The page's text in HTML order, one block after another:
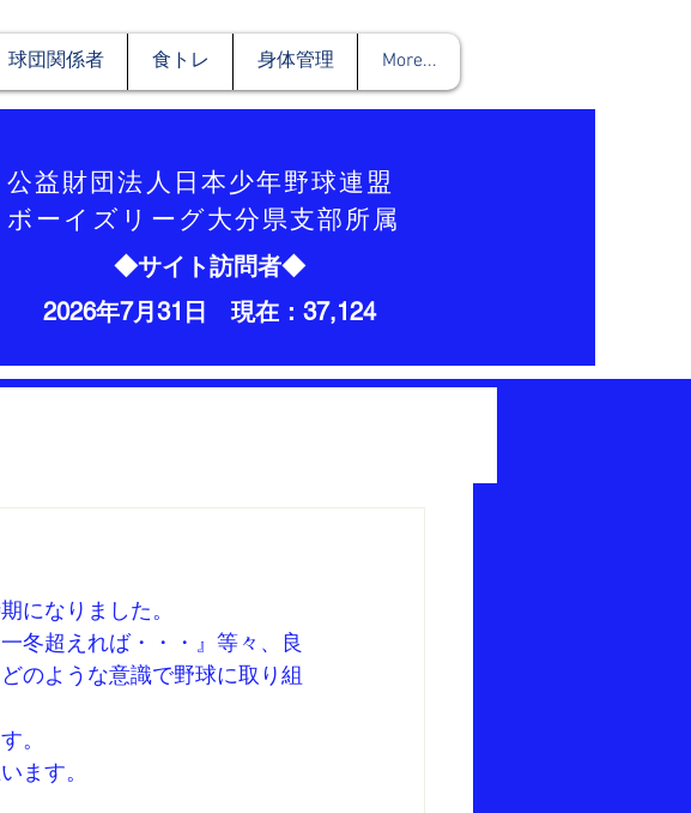
球団関係者 食トレ 身体管理 More...
​公益財団法人日本少年野球連盟
ボーイズリーグ大分県支部所属
◆サイト訪問者◆
2026年7月31日 現在：37,124
になりました。
冬超えれば・・・』等々、良
のような意識で野球に取り組
。
ます。